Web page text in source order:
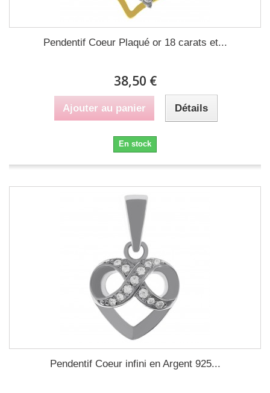
Pendentif Coeur Plaqué or 18 carats et...
38,50 €
Ajouter au panier Détails
En stock
Pendentif Coeur infini en Argent 925...